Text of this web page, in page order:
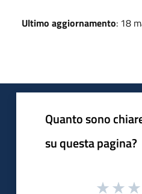
Ultimo aggiornamento: 18
Quanto sono
su questa pagina?